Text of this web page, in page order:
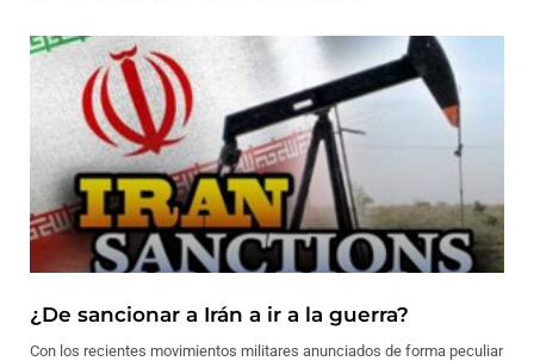
¿De sancionar a Irán a ir a la guerra?
Con los recientes movimientos militares anunciados de forma peculiar